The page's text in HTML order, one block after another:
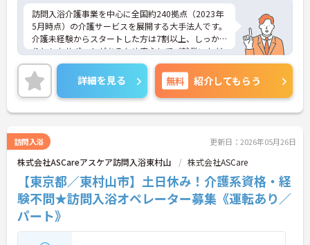
訪問入浴介護事業を中心に全国約240拠点（2023年
5月時点）の介護サービスを展開する大手法人です。
介護未経験からスタートした方は7割以上、しっか
りとしたサポートがあるため安心してご就業いただ
けます。お風呂に入れなくて困っている方に、手を
差し伸べてあげられるとてもやりがいのあるお仕事
です。ご興味ある方には、面接対策ポイントなど、
さらに詳細をお話しいたしますのでお気軽にご相談
ください！
詳細を見る 無料 紹介してもらう
訪問入浴 更新日：2026年05月26日
株式会社ASCareアスケア訪問入浴東村山 株式会社ASCare
【東京都／東村山市】土日休み！介護系資格・経
験不問★訪問入浴オペレーター募集《運転あり／
パート》